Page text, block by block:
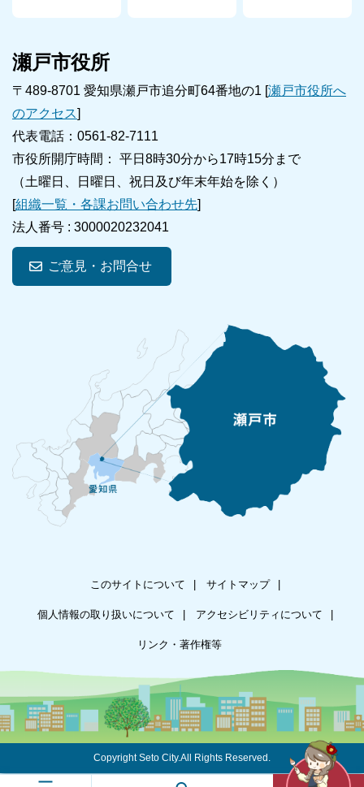
瀬戸市役所
〒489-8701 愛知県瀬戸市追分町64番地の1 [瀬戸市役所へ
のアクセス]
代表電話：0561-82-7111
市役所開庁時間： 平日8時30分から17時15分まで
（土曜日、日曜日、祝日及び年末年始を除く）
[組織一覧・各課お問い合わせ先]
法人番号 : 3000020232041
ご意見・お問合せ
このサイトについて サイトマップ
個人情報の取り扱いについて アクセシビリティについて
リンク・著作権等
Copyright Seto City.All Rights Reserved.